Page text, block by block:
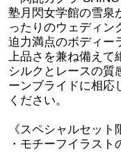
塾月閃女学館の雪泉
ったりのウェディン
迫力満点のボディー
上品さを兼ね備えて
シルクとレースの
ーンブライドに相応
ください。
《スペシャルセット
・モチーフイラスト